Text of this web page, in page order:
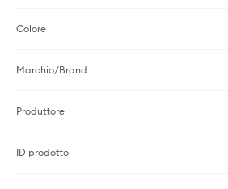
Colore
Marchio/Brand
Produttore
ID prodotto